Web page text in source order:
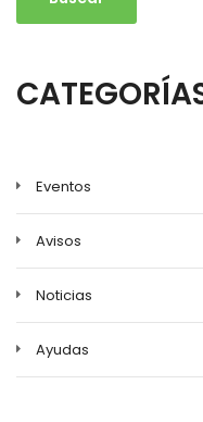
Eventos
Avisos
Noticias
Ayudas